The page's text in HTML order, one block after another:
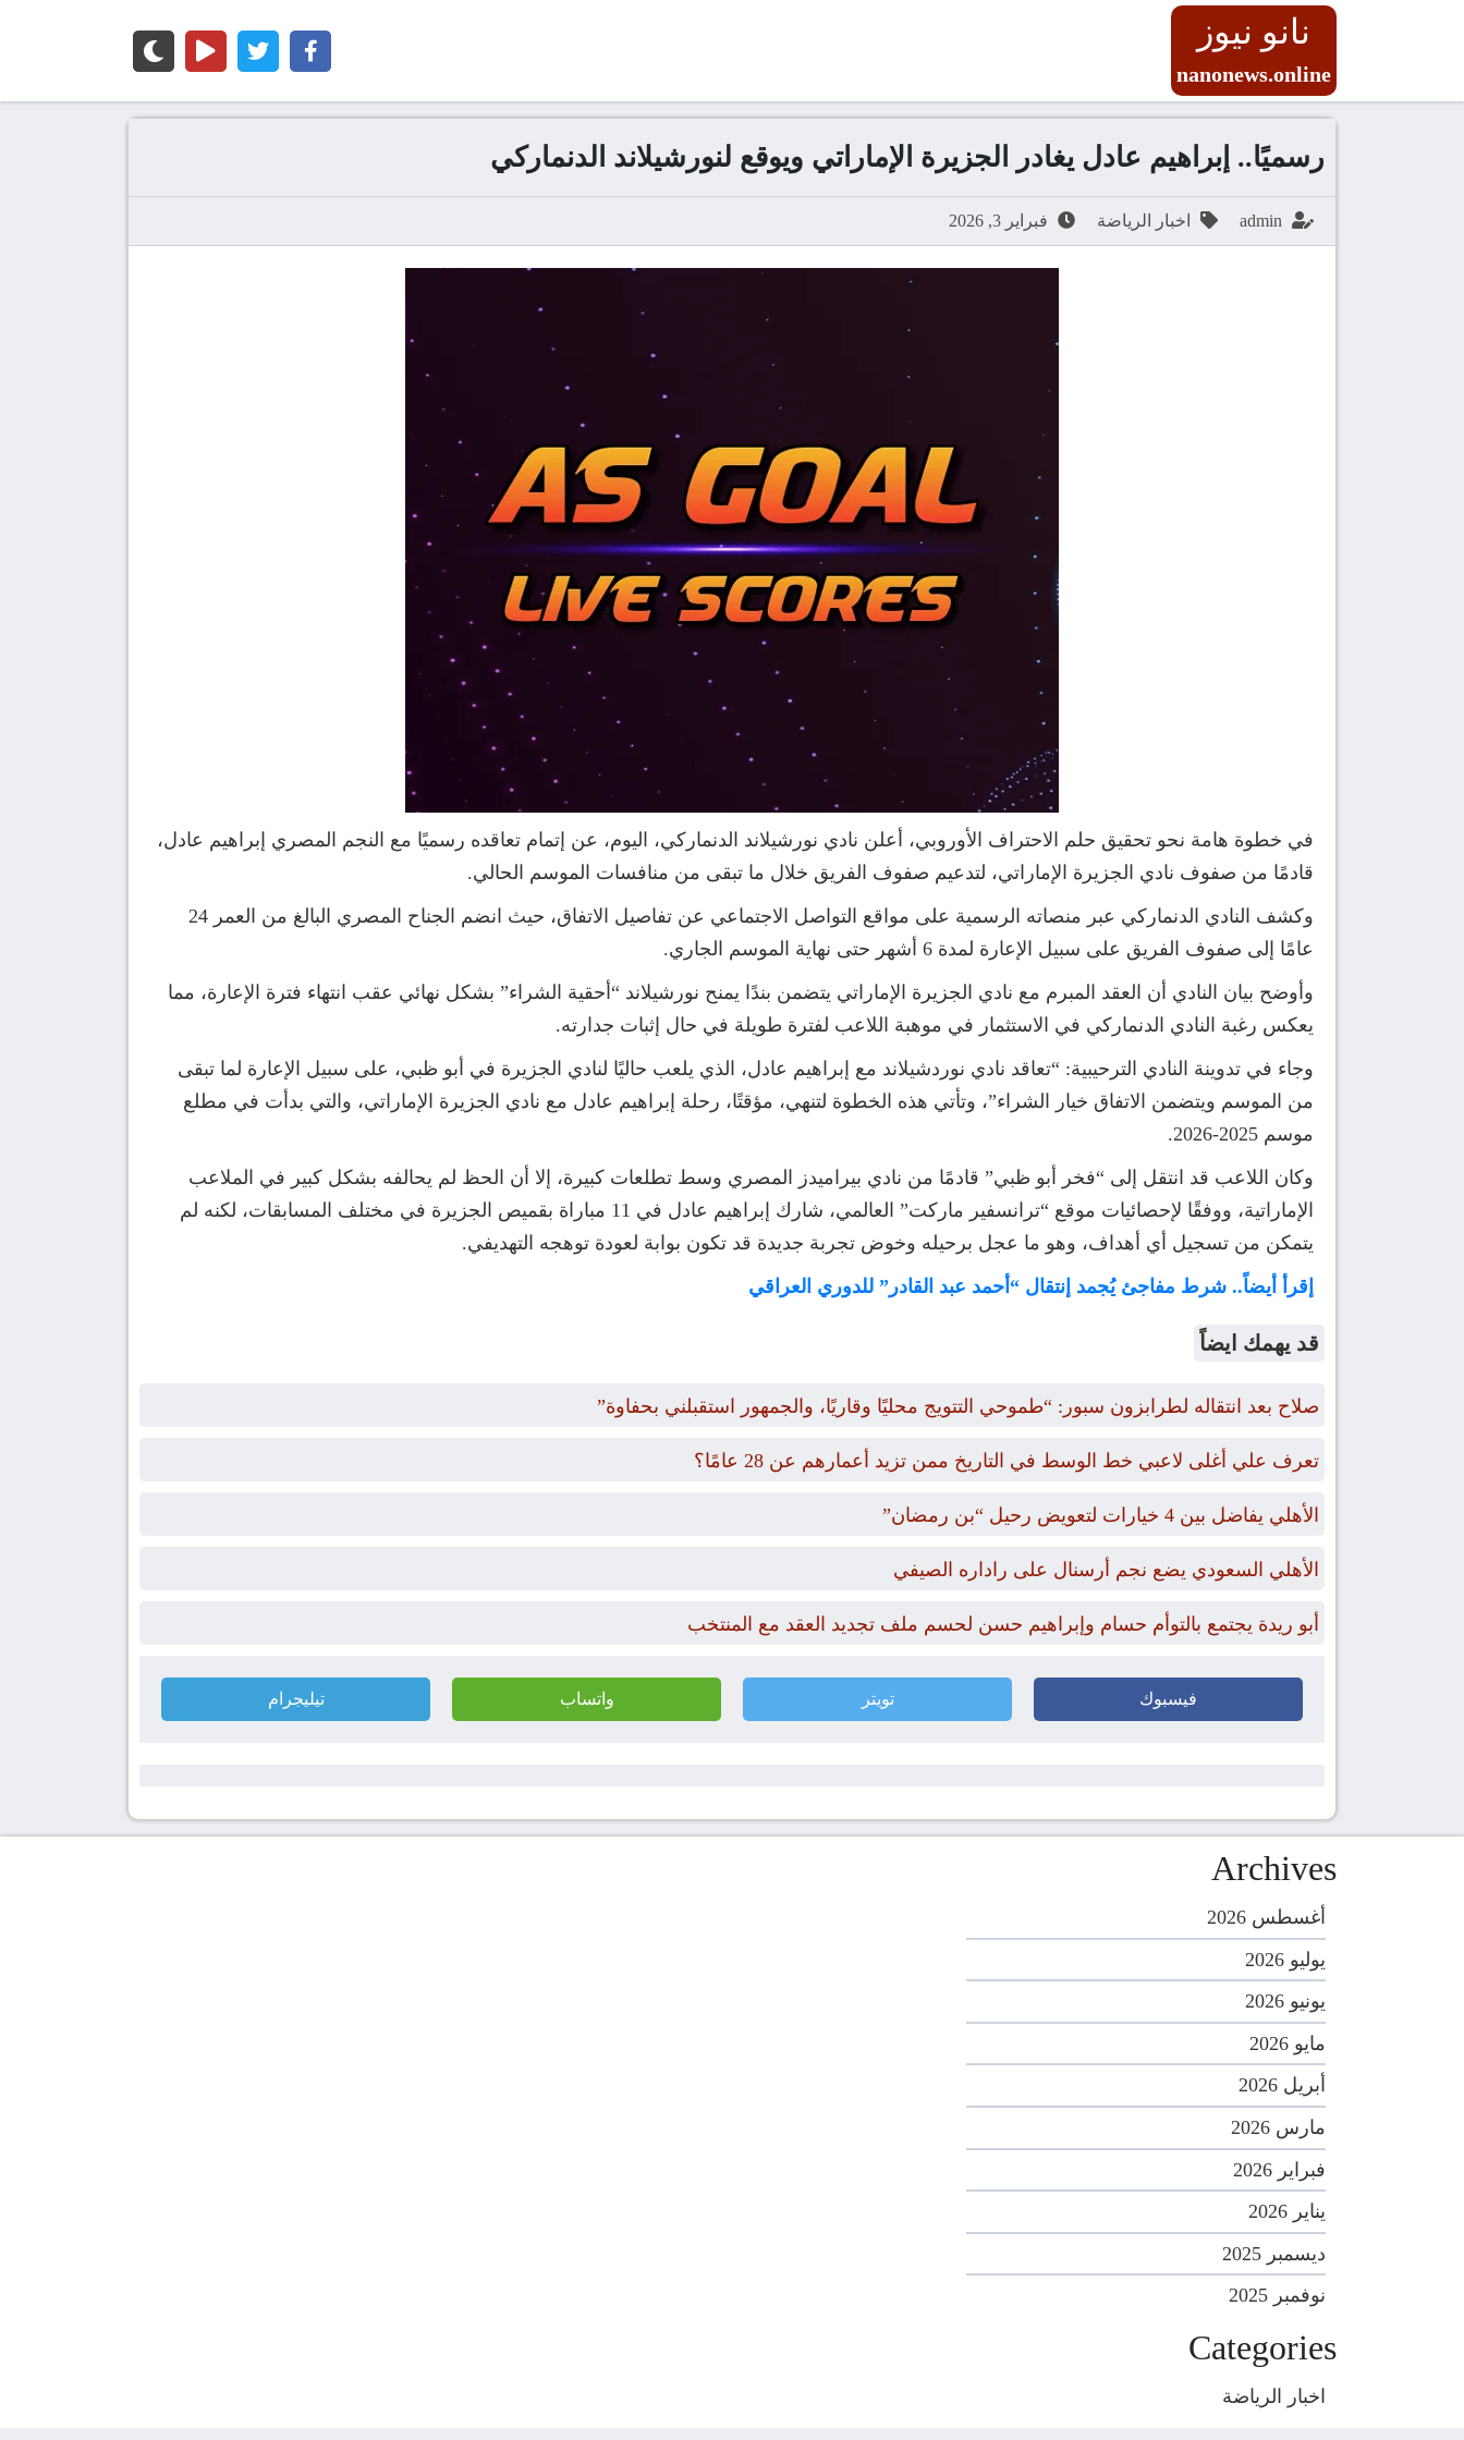
نانو نيوز
nanonews.online
رسميًا.. إبراهيم عادل يغادر الجزيرة الإماراتي ويوقع لنورشيلاند الدنماركي
admin اخبار الرياضة فبراير 3, 2026
في خطوة هامة نحو تحقيق حلم الاحتراف الأوروبي، أعلن نادي نورشيلاند الدنماركي، اليوم، عن إتمام تعاقده رسميًا مع النجم المصري إبراهيم عادل،
قادمًا من صفوف نادي الجزيرة الإماراتي، لتدعيم صفوف الفريق خلال ما تبقى من منافسات الموسم الحالي.
وكشف النادي الدنماركي عبر منصاته الرسمية على مواقع التواصل الاجتماعي عن تفاصيل الاتفاق، حيث انضم الجناح المصري البالغ من العمر 24
عامًا إلى صفوف الفريق على سبيل الإعارة لمدة 6 أشهر حتى نهاية الموسم الجاري.
وأوضح بيان النادي أن العقد المبرم مع نادي الجزيرة الإماراتي يتضمن بندًا يمنح نورشيلاند “أحقية الشراء” بشكل نهائي عقب انتهاء فترة الإعارة، مما
يعكس رغبة النادي الدنماركي في الاستثمار في موهبة اللاعب لفترة طويلة في حال إثبات جدارته.
وجاء في تدوينة النادي الترحيبية: “تعاقد نادي نوردشيلاند مع إبراهيم عادل، الذي يلعب حاليًا لنادي الجزيرة في أبو ظبي، على سبيل الإعارة لما تبقى
من الموسم ويتضمن الاتفاق خيار الشراء”، وتأتي هذه الخطوة لتنهي، مؤقتًا، رحلة إبراهيم عادل مع نادي الجزيرة الإماراتي، والتي بدأت في مطلع
موسم 2025-2026.
وكان اللاعب قد انتقل إلى “فخر أبو ظبي” قادمًا من نادي بيراميدز المصري وسط تطلعات كبيرة، إلا أن الحظ لم يحالفه بشكل كبير في الملاعب
الإماراتية، ووفقًا لإحصائيات موقع “ترانسفير ماركت” العالمي، شارك إبراهيم عادل في 11 مباراة بقميص الجزيرة في مختلف المسابقات، لكنه لم
يتمكن من تسجيل أي أهداف، وهو ما عجل برحيله وخوض تجربة جديدة قد تكون بوابة لعودة توهجه التهديفي.
إقرأ أيضاً.. شرط مفاجئ يُجمد إنتقال “أحمد عبد القادر” للدوري العراقي
قد يهمك ايضاً
صلاح بعد انتقاله لطرابزون سبور: “طموحي التتويج محليًا وقاريًا، والجمهور استقبلني بحفاوة”
تعرف علي أغلى لاعبي خط الوسط في التاريخ ممن تزيد أعمارهم عن 28 عامًا؟
الأهلي يفاضل بين 4 خيارات لتعويض رحيل “بن رمضان”
الأهلي السعودي يضع نجم أرسنال على راداره الصيفي
أبو ريدة يجتمع بالتوأم حسام وإبراهيم حسن لحسم ملف تجديد العقد مع المنتخب
فيسبوك تويتر واتساب تيليجرام
Archives
أغسطس 2026
يوليو 2026
يونيو 2026
مايو 2026
أبريل 2026
مارس 2026
فبراير 2026
يناير 2026
ديسمبر 2025
نوفمبر 2025
Categories
اخبار الرياضة